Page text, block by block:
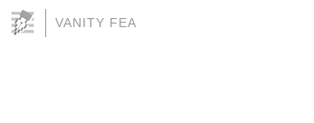
VANITY FEA